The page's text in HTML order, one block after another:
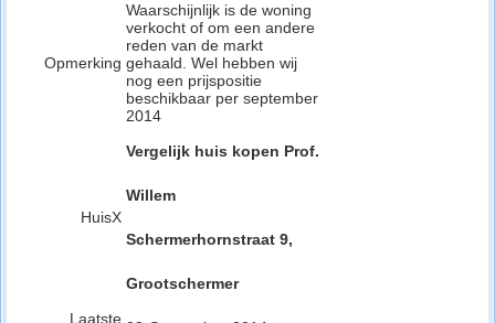
Opmerking
Waarschijnlijk is de woning
verkocht of om een andere
reden van de markt
gehaald. Wel hebben wij
nog een prijspositie
beschikbaar per september
2014
HuisX
Vergelijk huis kopen Prof.
Willem
Schermerhornstraat 9,
Grootschermer
Laatste